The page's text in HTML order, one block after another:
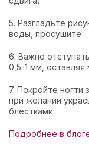
5. Разгладьте
воды, просушите
6. Важно
0,5-1 мм, оставляя
7. Покройте
при желании
блестками
Подробнее в